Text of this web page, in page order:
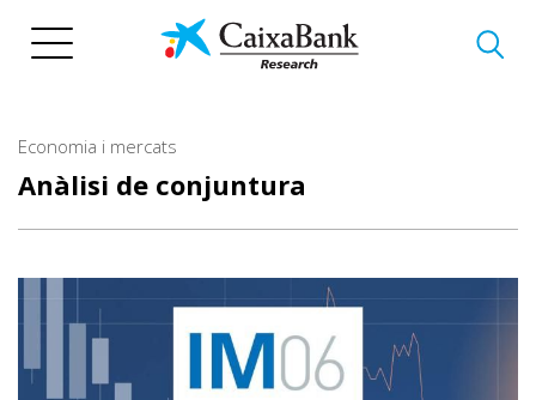
Economia i mercats
Anàlisi de conjuntura